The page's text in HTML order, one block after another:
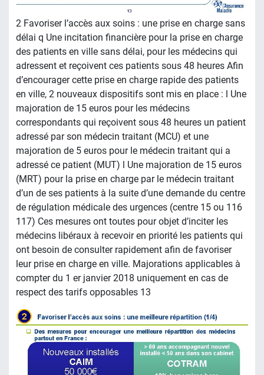
2 Favoriser l’accès aux soins : une prise en charge sans
délai q Une incitation financière pour la prise en charge
des patients en ville sans délai, pour les médecins qui
adressent et reçoivent ces patients sous 48 heures Afin
d’encourager cette prise en charge rapide des patients
en ville, 2 nouveaux dispositifs sont mis en place : l Une
majoration de 15 euros pour les médecins
correspondants qui reçoivent sous 48 heures un patient
adressé par son médecin traitant (MCU) et une
majoration de 5 euros pour le médecin traitant qui a
adressé ce patient (MUT) l Une majoration de 15 euros
(MRT) pour la prise en charge par le médecin traitant
d’un de ses patients à la suite d’une demande du centre
de régulation médicale des urgences (centre 15 ou 116
117) Ces mesures ont toutes pour objet d’inciter les
médecins libéraux à recevoir en priorité les patients qui
ont besoin de consulter rapidement afin de favoriser
leur prise en charge en ville. Majorations applicables à
compter du 1 er janvier 2018 uniquement en cas de
respect des tarifs opposables 13